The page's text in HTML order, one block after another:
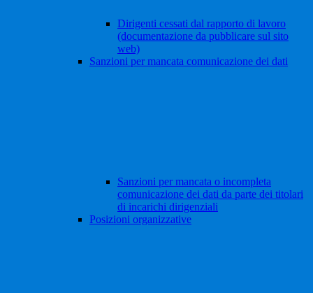
Dirigenti cessati dal rapporto di lavoro
(documentazione da pubblicare sul sito
web)
Sanzioni per mancata comunicazione dei dati
Sanzioni per mancata o incompleta
comunicazione dei dati da parte dei titolari
di incarichi dirigenziali
Posizioni organizzative